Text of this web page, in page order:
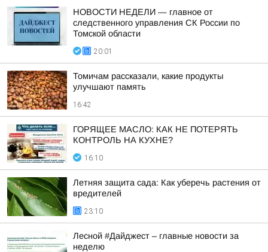
НОВОСТИ НЕДЕЛИ — главное от
следственного управления СК России по
Томской области
20:01
Томичам рассказали, какие продукты
улучшают память
16:42
ГОРЯЩЕЕ МАСЛО: КАК НЕ ПОТЕРЯТЬ
КОНТРОЛЬ НА КУХНЕ?
16:10
Летняя защита сада: Как уберечь растения от
вредителей
23:10
Лесной #Дайджест – главные новости за
неделю